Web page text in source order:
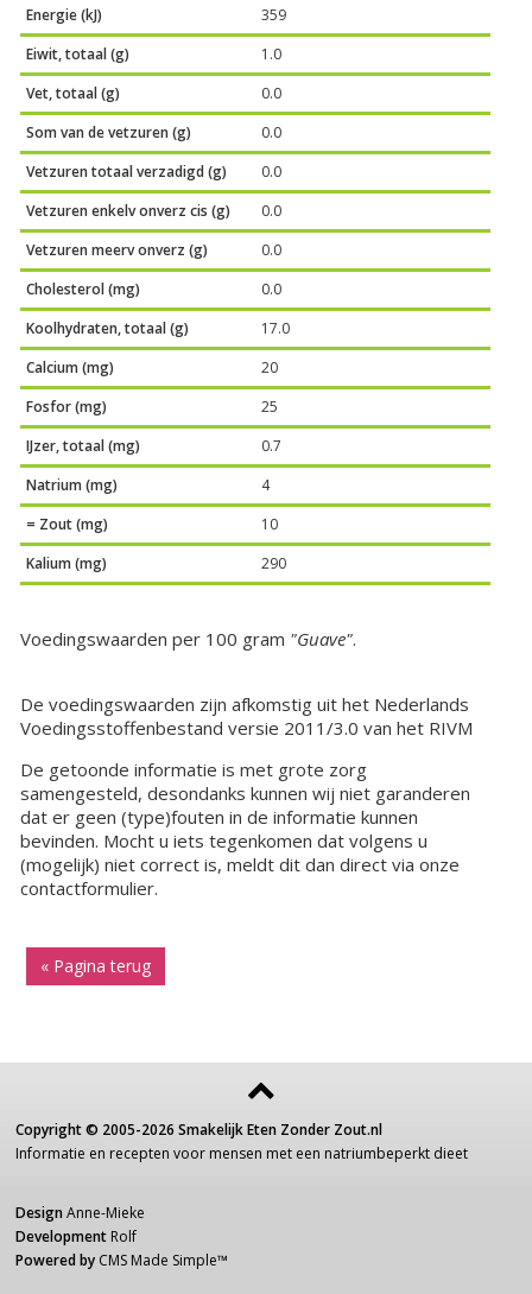
Energie (kJ)
359
Eiwit, totaal (g)
1.0
Vet, totaal (g)
0.0
Som van de vetzuren (g)
0.0
Vetzuren totaal verzadigd (g)
0.0
Vetzuren enkelv onverz cis (g)
0.0
Vetzuren meerv onverz (g)
0.0
Cholesterol (mg)
0.0
Koolhydraten, totaal (g)
17.0
Calcium (mg)
20
Fosfor (mg)
25
IJzer, totaal (mg)
0.7
Natrium (mg)
4
= Zout (mg)
10
Kalium (mg)
290
Voedingswaarden per 100 gram "Guave".
De voedingswaarden zijn afkomstig uit het Nederlands
Voedingsstoffenbestand versie 2011/3.0 van het RIVM
De getoonde informatie is met grote zorg
samengesteld, desondanks kunnen wij niet garanderen
dat er geen (type)fouten in de informatie kunnen
bevinden. Mocht u iets tegenkomen dat volgens u
(mogelijk) niet correct is, meldt dit dan direct via onze
contactformulier.
« Pagina terug
Copyright © 2005-2026 Smakelijk Eten Zonder Zout.nl
Informatie en recepten voor mensen met een natriumbeperkt dieet
Design Anne-Mieke
Development Rolf
Powered by CMS Made Simple™